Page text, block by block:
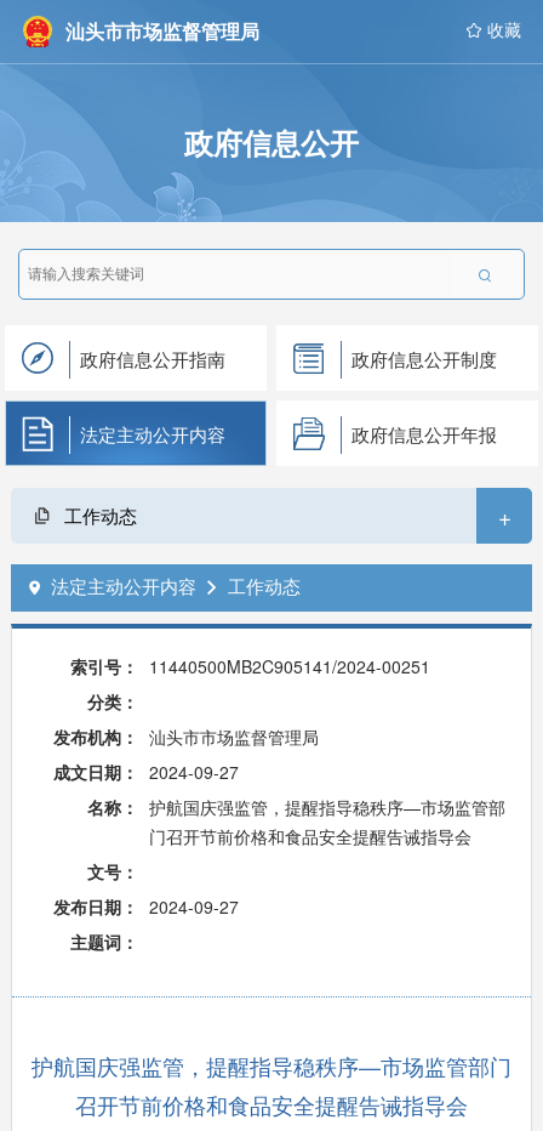
汕头市市场监督管理局  收藏
政府信息公开

政府信息公开指南 政府信息公开制度
法定主动公开内容 政府信息公开年报
工作动态 +
 法定主动公开内容  工作动态
索引号：
11440500MB2C905141/2024-00251
分类：
发布机构：
汕头市市场监督管理局
成文日期：
2024-09-27
名称：
护航国庆强监管，提醒指导稳秩序—市场监管部
门召开节前价格和食品安全提醒告诫指导会
文号：
发布日期：
2024-09-27
主题词：
护航国庆强监管，提醒指导稳秩序—市场监管部门
召开节前价格和食品安全提醒告诫指导会